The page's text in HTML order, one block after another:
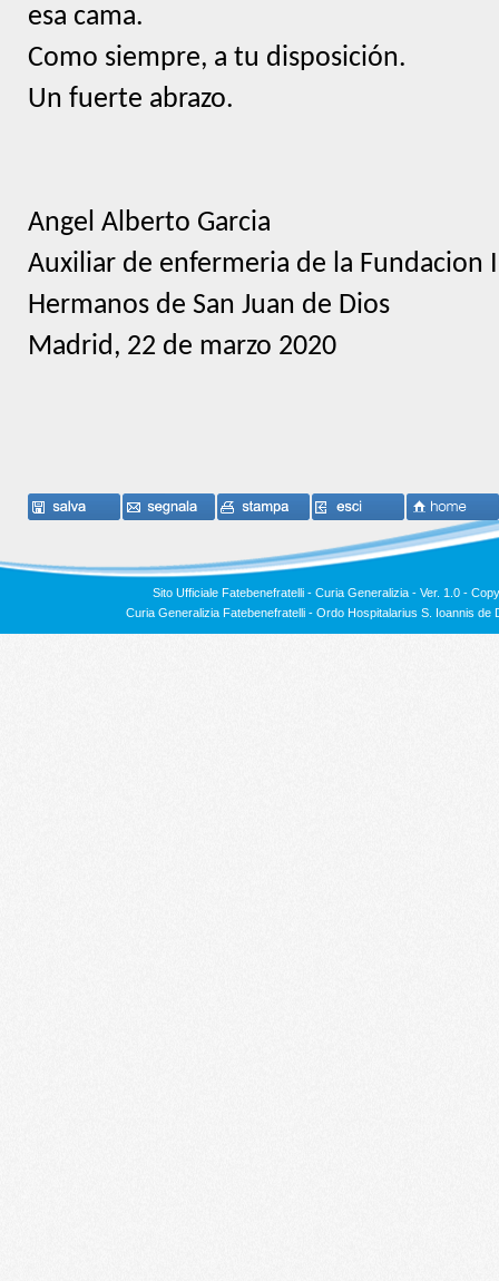
esa cama.
Como siempre, a tu disposición.
Un fuerte abrazo.
Angel Alberto Garcia
Auxiliar de enfermeria de la Fundacion
Hermanos de San Juan de Dios
Madrid, 22 de marzo 2020
Sito Ufficiale Fatebenefratelli - Curia Generalizia - Ver. 1.0 -
Curia Generalizia Fatebenefratelli - Ordo Hospitalarius S. Ioannis